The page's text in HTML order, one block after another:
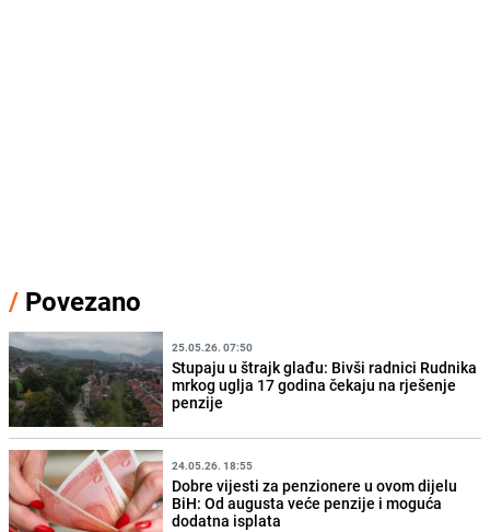
/ Povezano
25.05.26. 07:50
Stupaju u štrajk glađu: Bivši radnici Rudnika
mrkog uglja 17 godina čekaju na rješenje
penzije
24.05.26. 18:55
Dobre vijesti za penzionere u ovom dijelu
BiH: Od augusta veće penzije i moguća
dodatna isplata